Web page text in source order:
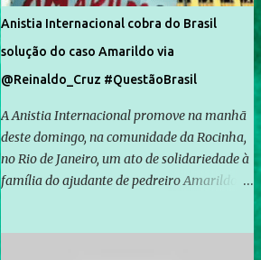
Anistia Internacional cobra do Brasil
solução do caso Amarildo via
@Reinaldo_Cruz #QuestãoBrasil
A Anistia Internacional promove na manhã
deste domingo, na comunidade da Rocinha,
no Rio de Janeiro, um ato de solidariedade à
família do ajudante de pedreiro Amarildo de